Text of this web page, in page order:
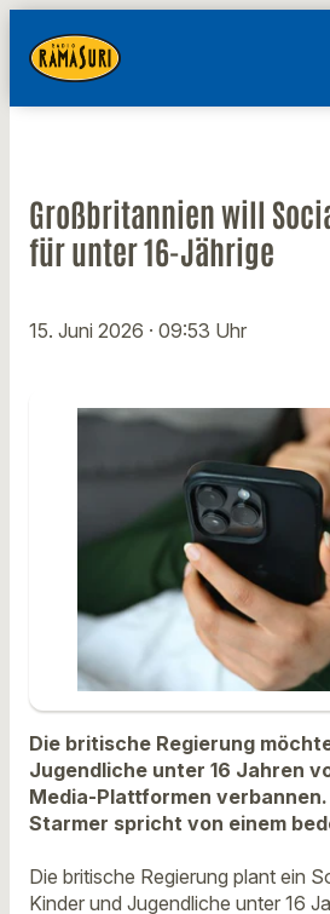
Großbritannien will
für unter 16-Jährige
15. Juni 2026 · 09:53 Uhr
Die britische Regierung
Jugendliche unter 16 Jahren
Media-Plattformen
Starmer spricht von einem
Die britische Regierung plant ein
Kinder und Jugendliche unter 16